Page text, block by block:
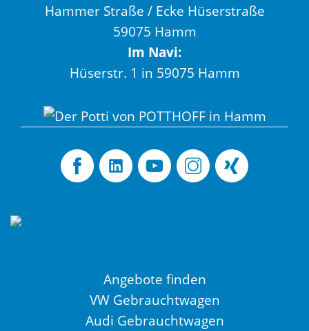
Hammer Straße / Ecke Hüserstraße
59075 Hamm
Im Navi:
Hüserstr. 1 in 59075 Hamm
Angebote finden
VW Gebrauchtwagen
Audi Gebrauchtwagen